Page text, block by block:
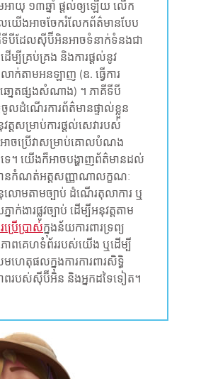
អាយុ ១៣ឆ្នាំ​ ផ្តល់ឲ្យឡើយ លើក
លយើងអាចចែករំលែកព័ត៌មានបែប
ទីបីដែលស៊ីប៊ីអិនអាចទំនាក់ទំនងជា
បីគ្រប់គ្រង និងការផ្តល់នូវ
ាក់តាមអនឡាញ (ឧ. ធ្វើការ
ោ្នតផ្សងសំណាង) ។ ភាគីទីបី
ចូលដំណើរការព័ត៌មានផ្ទាល់ខ្លួន
ត្តសម្រាប់ការផ្តល់សេវារបស់
អាចប្រើវាសម្រាប់គោលបំណង
េ។ យើងក៏អាចបង្ហាញព័ត៌មានដល់
នកំណត់អត្តសញ្ញាណាលក្ខណៈ
លោមតាមច្បាប់ ដំណើរតុលាការ ឬ
ាក់ងារផ្លូវច្បាប់ ដើម្បីអនុវត្តតាម
ប្រើប្រាស់ក្នុងន័យការពារទ្រព្យ
ភាពគេហទំព័ររបស់យើង ឬដើម្បី
មហេតុផលក្នុងការការពារសិទ្ធិ
ាពរបស់ស៊ីប៊ីអិន និងអ្នកដទៃទៀត។